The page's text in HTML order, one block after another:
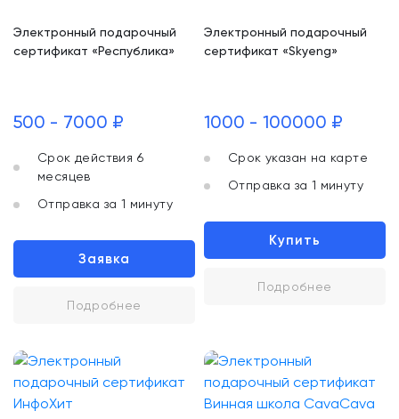
Электронный подарочный
сертификат «Республика»
500 - 7000 ₽
Срок действия 6
месяцев
Отправка за 1 минуту
Заявка
Подробнее
Электронный подарочный
сертификат «Skyeng»
1000 - 100000 ₽
Срок указан на карте
Отправка за 1 минуту
Купить
Подробнее